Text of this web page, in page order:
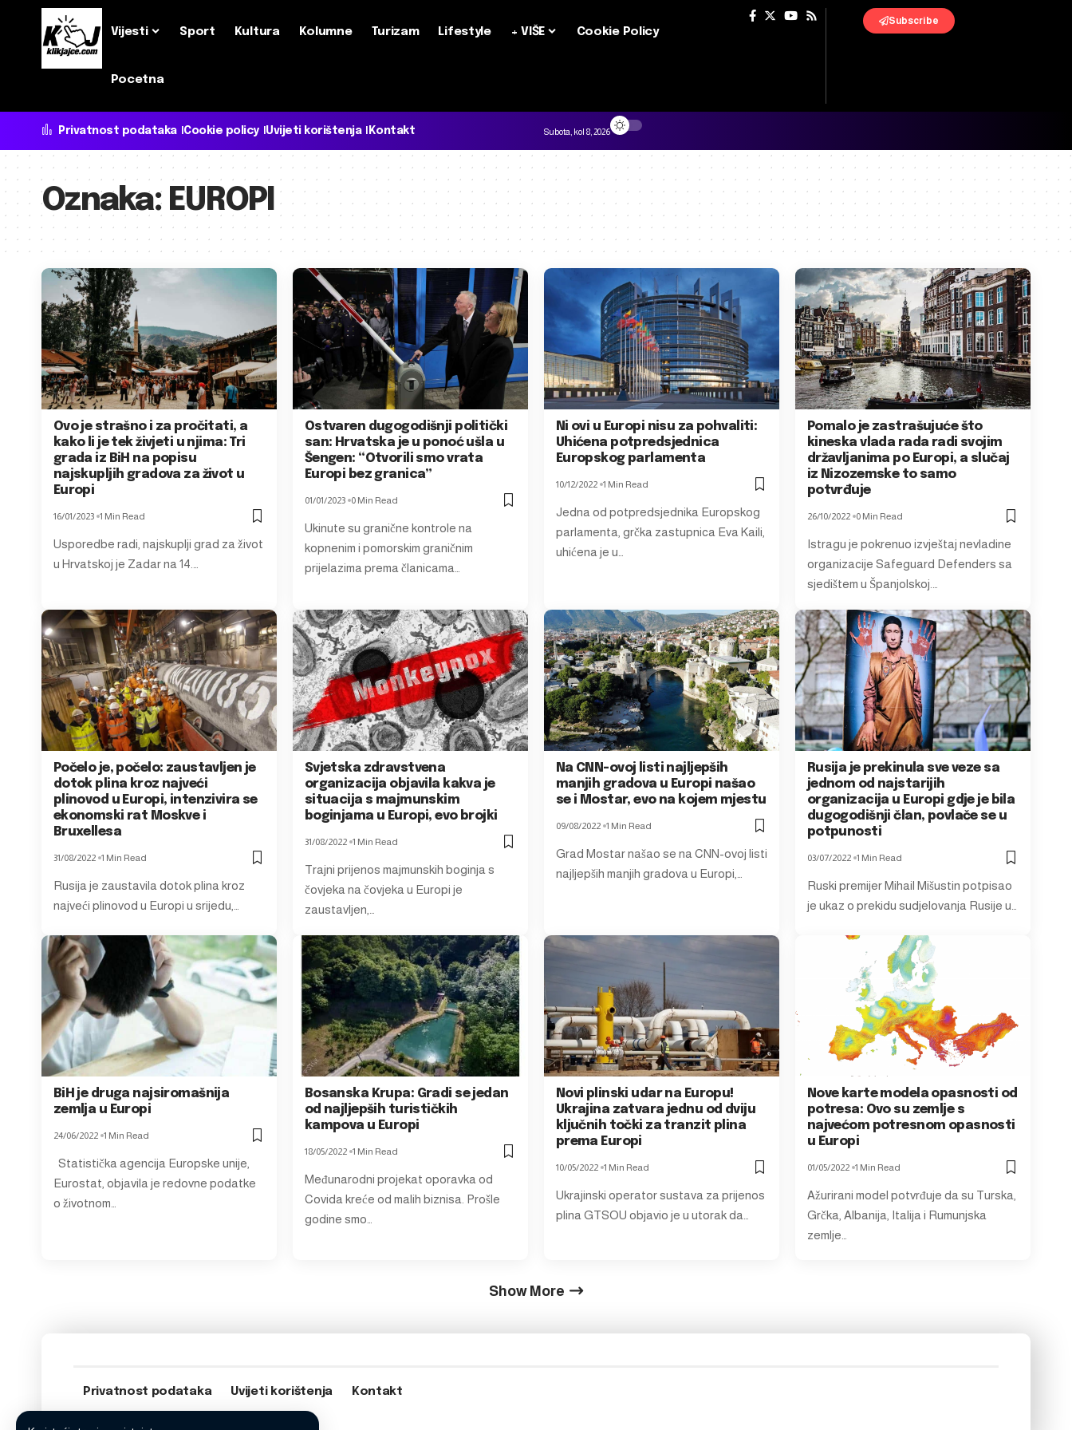
Vijesti Sport Kultura Kolumne Turizam Lifestyle + VIŠE Cookie Policy
Pocetna
Subscribe
Privatnost podataka Cookie policy Uvijeti korištenja Kontakt Subota, kol 8, 2026
Oznaka: EUROPI
Ovo je strašno i za pročitati, a
kako li je tek živjeti u njima: Tri
grada iz BiH na popisu
najskupljih gradova za život u
Europi
16/01/2023 1 Min Read
Usporedbe radi, najskuplji grad za život
u Hrvatskoj je Zadar na 14.…
Ostvaren dugogodišnji politički
san: Hrvatska je u ponoć ušla u
Šengen: “Otvorili smo vrata
Europi bez granica”
01/01/2023 0 Min Read
Ukinute su granične kontrole na
kopnenim i pomorskim graničnim
prijelazima prema članicama…
Ni ovi u Europi nisu za pohvaliti:
Uhićena potpredsjednica
Europskog parlamenta
10/12/2022 1 Min Read
Jedna od potpredsjednika Europskog
parlamenta, grčka zastupnica Eva Kaili,
uhićena je u…
Pomalo je zastrašujuće što
kineska vlada rada radi svojim
državljanima po Europi, a slučaj
iz Nizozemske to samo
potvrđuje
26/10/2022 0 Min Read
Istragu je pokrenuo izvještaj nevladine
organizacije Safeguard Defenders sa
sjedištem u Španjolskoj.…
Počelo je, počelo: zaustavljen je
dotok plina kroz najveći
plinovod u Europi, intenzivira se
ekonomski rat Moskve i
Bruxellesa
31/08/2022 1 Min Read
Rusija je zaustavila dotok plina kroz
najveći plinovod u Europi u srijedu,…
Svjetska zdravstvena
organizacija objavila kakva je
situacija s majmunskim
boginjama u Europi, evo brojki
31/08/2022 1 Min Read
Trajni prijenos majmunskih boginja s
čovjeka na čovjeka u Europi je
zaustavljen,…
Na CNN-ovoj listi najljepših
manjih gradova u Europi našao
se i Mostar, evo na kojem mjestu
09/08/2022 1 Min Read
Grad Mostar našao se na CNN-ovoj listi
najljepših manjih gradova u Europi,…
Rusija je prekinula sve veze sa
jednom od najstarijih
organizacija u Europi gdje je bila
dugogodišnji član, povlače se u
potpunosti
03/07/2022 1 Min Read
Ruski premijer Mihail Mišustin potpisao
je ukaz o prekidu sudjelovanja Rusije u…
BiH je druga najsiromašnija
zemlja u Europi
24/06/2022 1 Min Read
Statistička agencija Europske unije,
Eurostat, objavila je redovne podatke
o životnom…
Bosanska Krupa: Gradi se jedan
od najljepših turističkih
kampova u Europi
18/05/2022 1 Min Read
Međunarodni projekat oporavka od
Covida kreće od malih biznisa. Prošle
godine smo…
Novi plinski udar na Europu!
Ukrajina zatvara jednu od dviju
ključnih točki za tranzit plina
prema Europi
10/05/2022 1 Min Read
Ukrajinski operator sustava za prijenos
plina GTSOU objavio je u utorak da…
Nove karte modela opasnosti od
potresa: Ovo su zemlje s
najvećom potresnom opasnosti
u Europi
01/05/2022 1 Min Read
Ažurirani model potvrđuje da su Turska,
Grčka, Albanija, Italija i Rumunjska
zemlje…
Show More
Privatnost podataka Uvijeti korištenja Kontakt